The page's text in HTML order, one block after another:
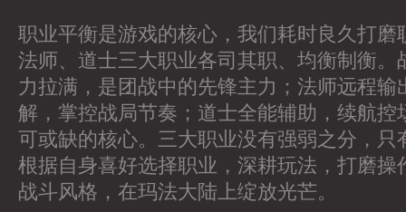
职业平衡是游戏的核心，我们耗时良久打磨
法师、道士三大职业各司其职、均衡制衡。
力拉满，是团战中的先锋主力；法师远程输
解，掌控战局节奏；道士全能辅助，续航控
可或缺的核心。三大职业没有强弱之分，只
根据自身喜好选择职业，深耕玩法，打磨操
战斗风格，在玛法大陆上绽放光芒。